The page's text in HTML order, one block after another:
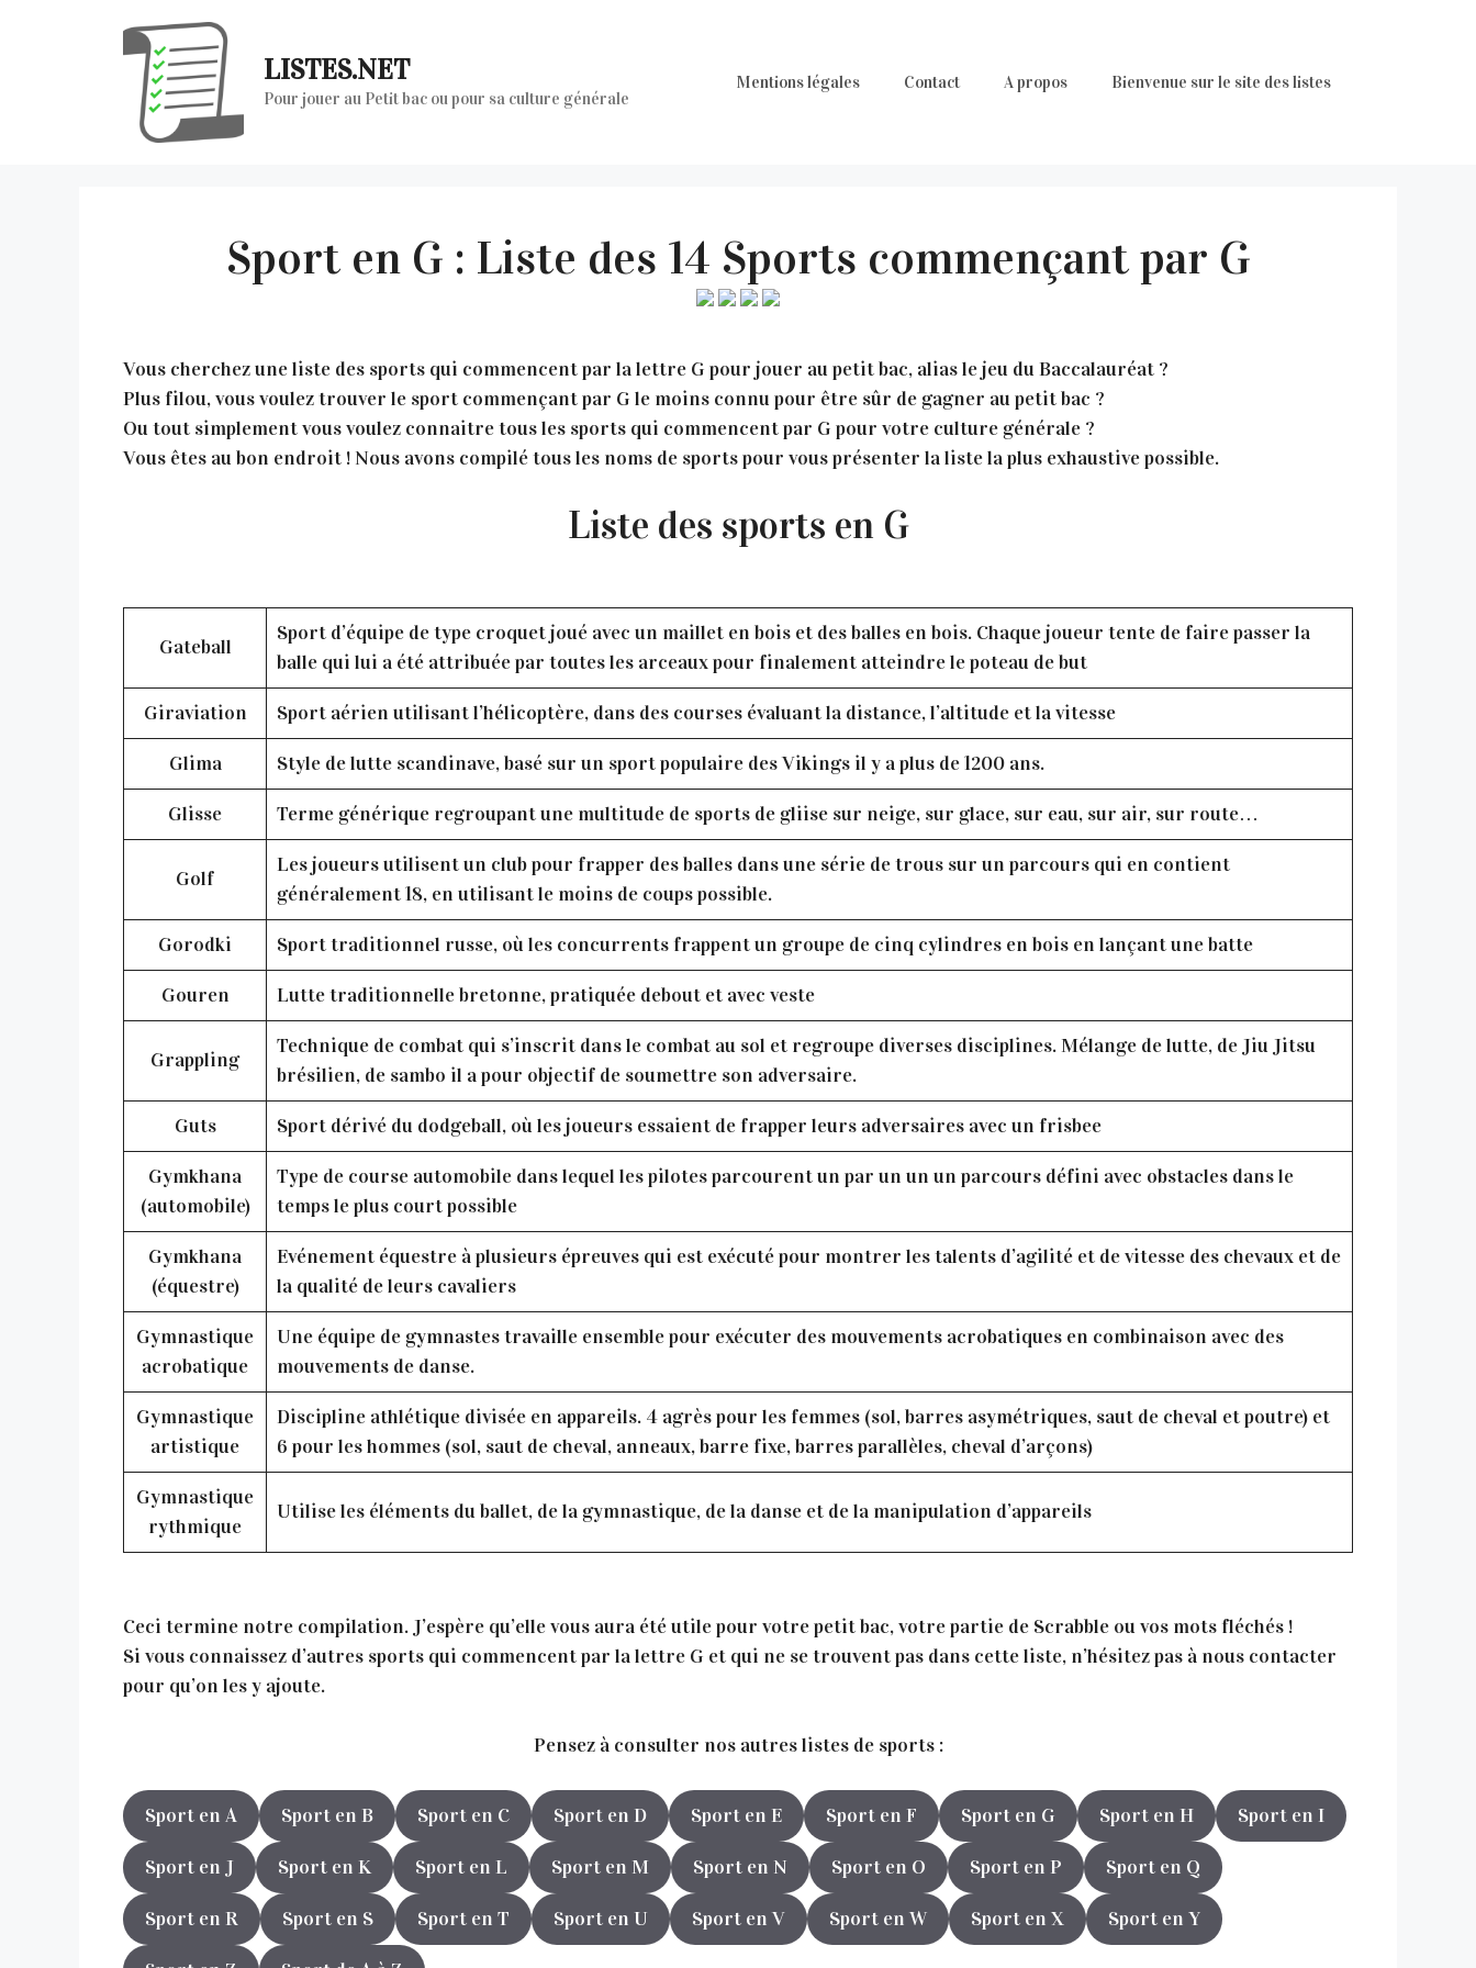
LISTES.NET
Pour jouer au Petit bac ou pour sa culture générale
Mentions légales Contact A propos Bienvenue sur le site des listes
Sport en G : Liste des 14 Sports commençant par G
Vous cherchez une liste des sports qui commencent par la lettre G pour jouer au petit bac, alias le jeu du Baccalauréat ?
Plus filou, vous voulez trouver le sport commençant par G le moins connu pour être sûr de gagner au petit bac ?
Ou tout simplement vous voulez connaitre tous les sports qui commencent par G pour votre culture générale ?
Vous êtes au bon endroit ! Nous avons compilé tous les noms de sports pour vous présenter la liste la plus exhaustive possible.
Liste des sports en G
Gateball
Sport d’équipe de type croquet joué avec un maillet en bois et des balles en bois. Chaque joueur tente de faire passer la
balle qui lui a été attribuée par toutes les arceaux pour finalement atteindre le poteau de but
Giraviation Sport aérien utilisant l’hélicoptère, dans des courses évaluant la distance, l’altitude et la vitesse
Glima Style de lutte scandinave, basé sur un sport populaire des Vikings il y a plus de 1200 ans.
Glisse Terme générique regroupant une multitude de sports de gliise sur neige, sur glace, sur eau, sur air, sur route…
Golf
Les joueurs utilisent un club pour frapper des balles dans une série de trous sur un parcours qui en contient
généralement 18, en utilisant le moins de coups possible.
Gorodki Sport traditionnel russe, où les concurrents frappent un groupe de cinq cylindres en bois en lançant une batte
Gouren Lutte traditionnelle bretonne, pratiquée debout et avec veste
Grappling
Technique de combat qui s’inscrit dans le combat au sol et regroupe diverses disciplines. Mélange de lutte, de Jiu Jitsu
brésilien, de sambo il a pour objectif de soumettre son adversaire.
Guts Sport dérivé du dodgeball, où les joueurs essaient de frapper leurs adversaires avec un frisbee
Gymkhana
(automobile)
Type de course automobile dans lequel les pilotes parcourent un par un un un parcours défini avec obstacles dans le
temps le plus court possible
Gymkhana
(équestre)
Evénement équestre à plusieurs épreuves qui est exécuté pour montrer les talents d’agilité et de vitesse des chevaux et de
la qualité de leurs cavaliers
Gymnastique
acrobatique
Une équipe de gymnastes travaille ensemble pour exécuter des mouvements acrobatiques en combinaison avec des
mouvements de danse.
Gymnastique
artistique
Discipline athlétique divisée en appareils. 4 agrès pour les femmes (sol, barres asymétriques, saut de cheval et poutre) et
6 pour les hommes (sol, saut de cheval, anneaux, barre fixe, barres parallèles, cheval d’arçons)
Gymnastique
rythmique
Utilise les éléments du ballet, de la gymnastique, de la danse et de la manipulation d’appareils
Ceci termine notre compilation. J’espère qu’elle vous aura été utile pour votre petit bac, votre partie de Scrabble ou vos mots fléchés !
Si vous connaissez d’autres sports qui commencent par la lettre G et qui ne se trouvent pas dans cette liste, n’hésitez pas à nous contacter
pour qu’on les y ajoute.
Pensez à consulter nos autres listes de sports :
Sport en A Sport en B Sport en C Sport en D Sport en E Sport en F Sport en G Sport en H Sport en I
Sport en J Sport en K Sport en L Sport en M Sport en N Sport en O Sport en P Sport en Q
Sport en R Sport en S Sport en T Sport en U Sport en V Sport en W Sport en X Sport en Y